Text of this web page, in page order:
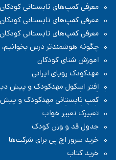
معرفی کمپ‌های تابستانی
معرفی کمپ‌های تابستانی
معرفی کمپ‌های تابستانی
چگونه هوشمندتر درس
اموزش شنای کودکان
مهدکودک رویای ایرانی
افتر اسکول مهدکودک و پیش
شمال تهران
کمپ تابستانی مهدکودک و پیش
زعفرانیه / شمال تهران
تعبیرک تعبیر خواب
جدول قد و وزن کودک
خرید سرور اچ پی برای شرکت‌ها
خرید کتاب